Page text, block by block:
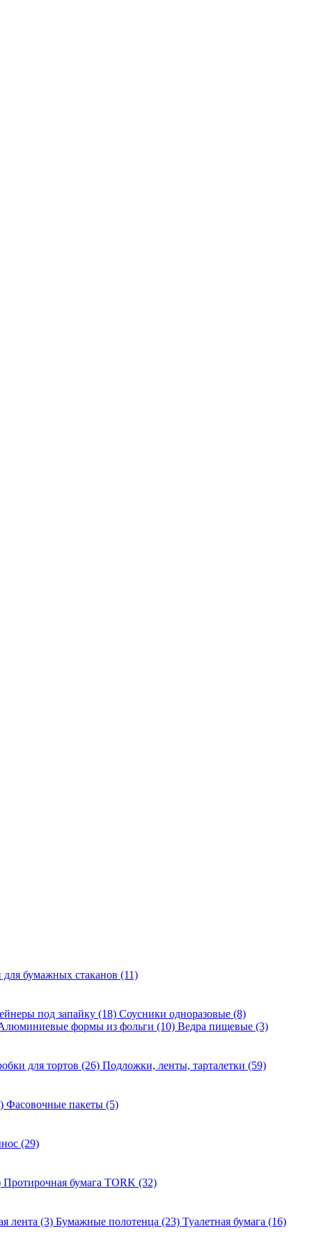
бумажных стаканов (11)
под запайку (18) Соусники одноразовые (8)
формы из фольги (10) Ведра пищевые (3)
для тортов (26) Подложки, ленты, тарталетки (59)
Фасовочные пакеты (5)
(29)
Протирочная бумага TORK (32)
лента (3) Бумажные полотенца (23) Туалетная бумага (16)